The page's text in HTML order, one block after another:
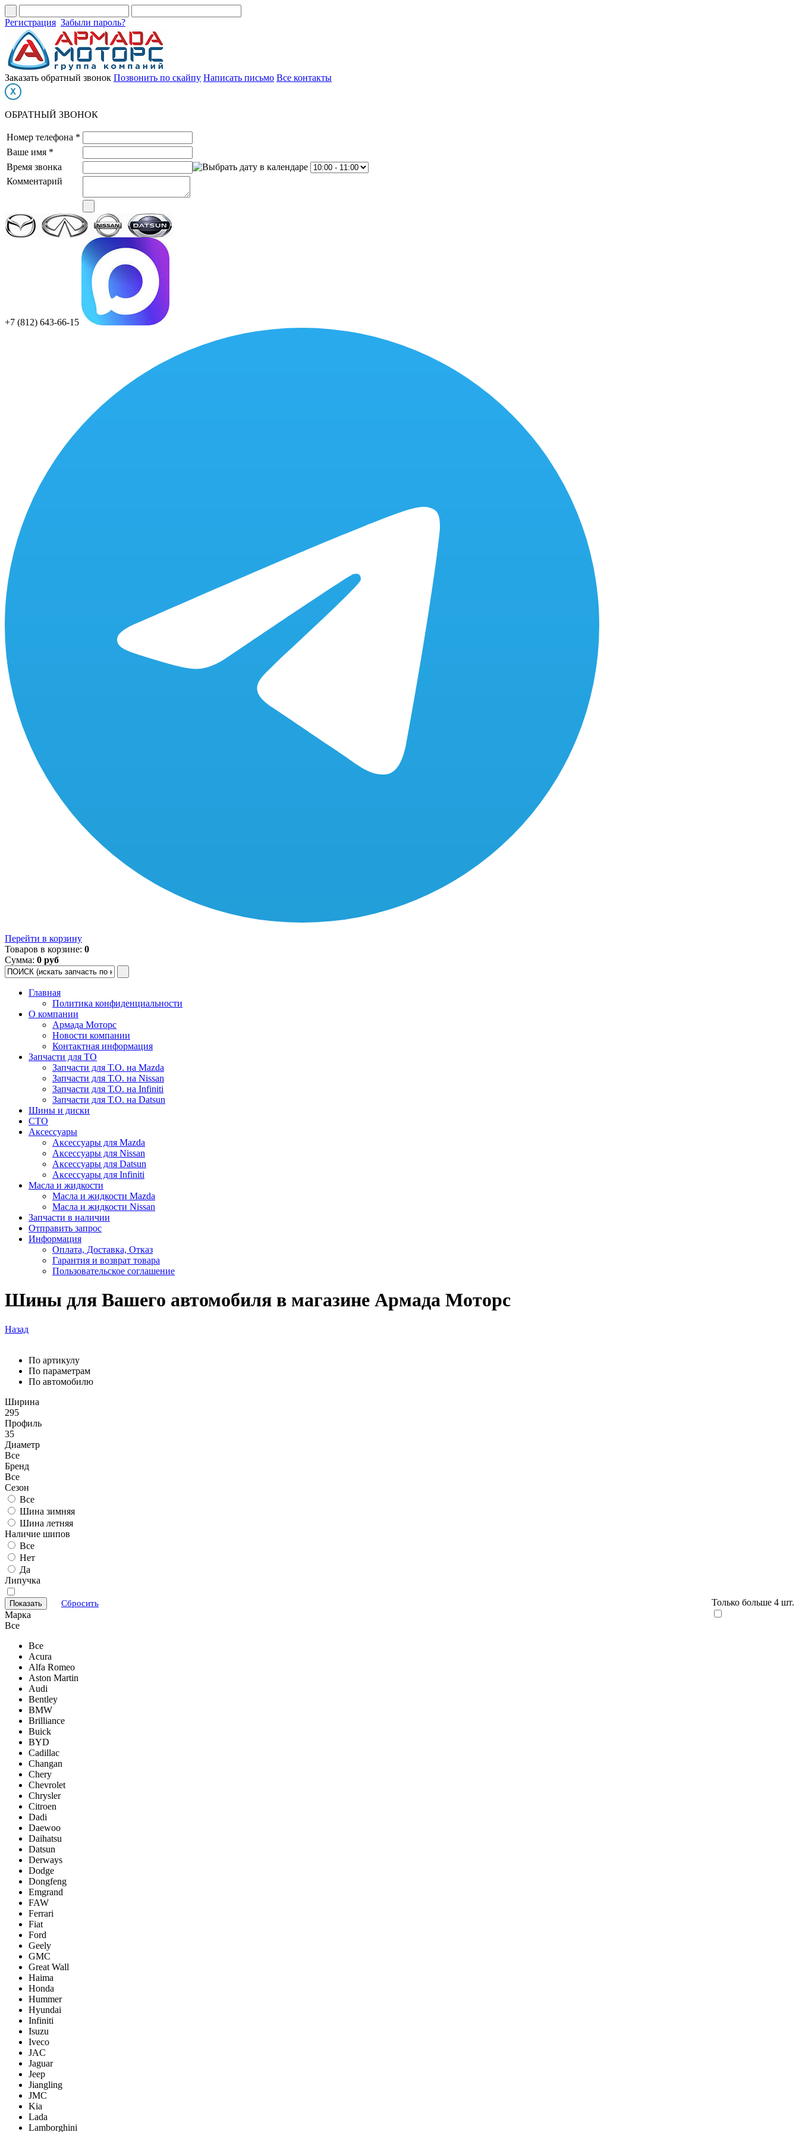
Регистрация Забыли пароль?
Заказать обратный звонок Позвонить по скайпу Написать письмо Все контакты
ОБРАТНЫЙ ЗВОНОК
Номер телефона *
Ваше имя *
Время звонка
Комментарий
+7 (812) 643-66-15
Перейти в корзину
Товаров в корзине: 0
Сумма: 0 руб
Главная
Политика конфиденциальности
О компании
Армада Моторс
Новости компании
Контактная информация
Запчасти для ТО
Запчасти для Т.О. на Mazda
Запчасти для Т.О. на Nissan
Запчасти для Т.О. на Infiniti
Запчасти для Т.О. на Datsun
Шины и диски
СТО
Аксессуары
Аксессуары для Mazda
Аксессуары для Nissan
Аксессуары для Datsun
Аксессуары для Infiniti
Масла и жидкости
Масла и жидкости Mazda
Масла и жидкости Nissan
Запчасти в наличии
Отправить запрос
Информация
Оплата, Доставка, Отказ
Гарантия и возврат товара
Пользовательское соглашение
Шины для Вашего автомобиля в магазине Армада Моторс
Назад
По артикулу
По параметрам
По автомобилю
Ширина
295
Профиль
35
Диаметр
Все
Бренд
Все
Сезон
Все
Шина зимняя
Шина летняя
Наличие шипов
Все
Нет
Да
Липучка
Только больше 4 шт.
Сбросить
Марка
Все
Все
Acura
Alfa Romeo
Aston Martin
Audi
Bentley
BMW
Brilliance
Buick
BYD
Cadillac
Changan
Chery
Chevrolet
Chrysler
Citroen
Dadi
Daewoo
Daihatsu
Datsun
Derways
Dodge
Dongfeng
Emgrand
FAW
Ferrari
Fiat
Ford
Geely
GMC
Great Wall
Haima
Honda
Hummer
Hyundai
Infiniti
Isuzu
Iveco
JAC
Jaguar
Jeep
Jiangling
JMC
Kia
Lada
Lamborghini